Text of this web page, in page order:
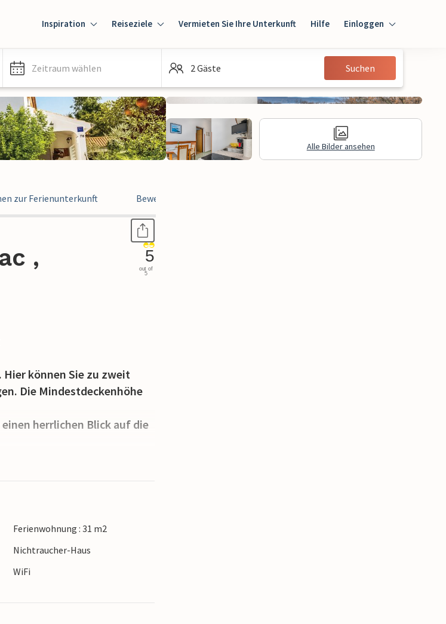
Inspiration Reiseziele Vermieten Sie Ihre Unterkunft Hilfe Einloggen
Einloggen
Gast
Zeitraum wählen 2 Gäste Suchen
Alle Bilder ansehen
zur Ferienunterkunft Bewertungen
,
5
out of
5
können Sie zu zweit
Die Mindestdeckenhöhe
herrlichen Blick auf die
angelegter Garten,
genießen
Ferienwohnung : 31 m2
Nichtraucher-Haus
WiFi